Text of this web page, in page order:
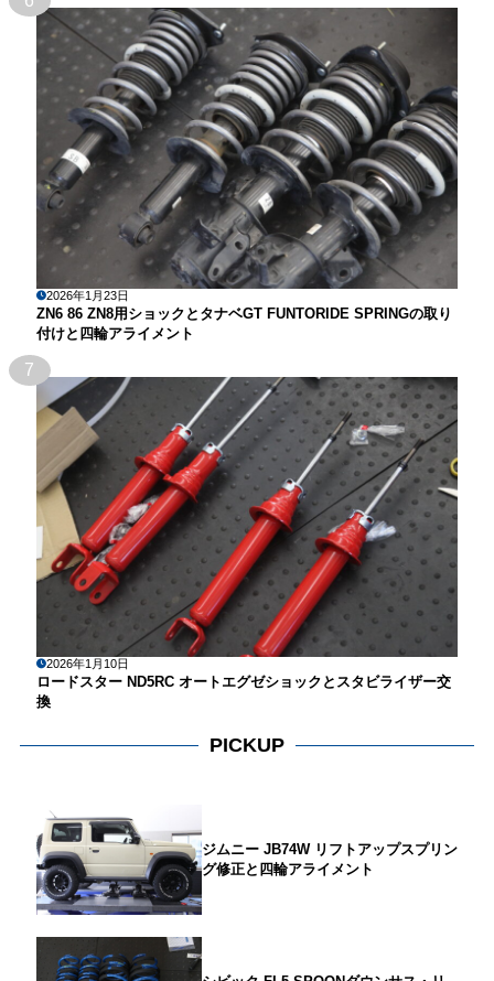
2026年1月23日
ZN6 86 ZN8用ショックとタナベGT FUNTORIDE SPRINGの取り
付けと四輪アライメント
7
2026年1月10日
ロードスター ND5RC オートエグゼショックとスタビライザー交
換
PICKUP
ジムニー JB74W リフトアップスプリン
グ修正と四輪アライメント